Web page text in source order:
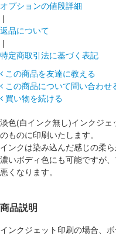
オプションの値段詳細
|
返品について
|
特定商取引法に基づく表記
この商品を友達に教える
この商品について問い合わせ
買い物を続ける
淡色(白インク無し)インクジ
のものに印刷いたします。
インクは染み込んだ感じの柔
濃いボディ色にも可能ですが
悪くなります。
商品説明
インクジェット印刷の場合、